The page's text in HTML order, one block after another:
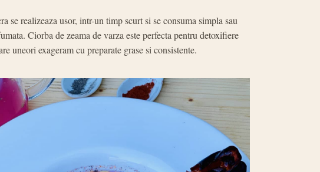
se realizeaza usor, intr-un timp scurt si se consuma simpla sau
Ciorba de zeama de varza este perfecta pentru detoxifiere
uneori exageram cu preparate grase si consistente.